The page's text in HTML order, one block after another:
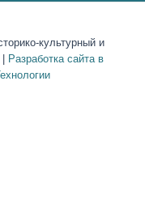
культурный и
Разработка сайта в